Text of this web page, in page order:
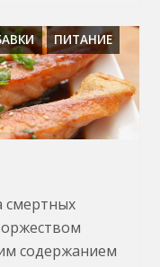
ПИТАНИЕ
смертных
содержанием